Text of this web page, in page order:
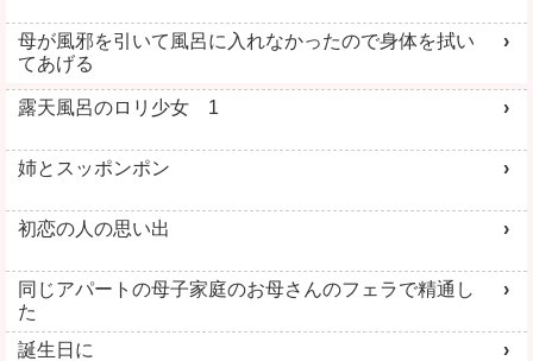
母が風邪を引いて風呂に入れなかったので身体を拭い
てあげる
露天風呂のロリ少女 1
姉とスッポンポン
初恋の人の思い出
同じアパートの母子家庭のお母さんのフェラで精通し
た
誕生日に